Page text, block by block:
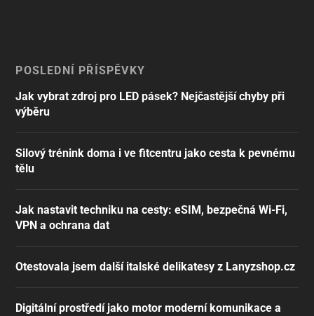
POSLEDNÍ PŘÍSPĚVKY
Jak vybrat zdroj pro LED pásek? Nejčastější chyby při
výběru
Silový trénink doma i ve fitcentru jako cesta k pevnému
tělu
Jak nastavit techniku na cesty: eSIM, bezpečná Wi-Fi,
VPN a ochrana dat
Otestovala jsem další italské delikatesy z Lanyzshop.cz
Digitální prostředí jako motor moderní komunikace a